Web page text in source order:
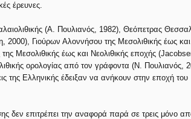
έρευνες.
(Α. Πουλιανός, 1982), Θεόπετρας
2000), Γιούρων Αλοννήσου της Μεσολιθικής έως και
Μεσολιθικής έως και Νεολιθικής εποχής
ορολογίας από τον γράφοντα (Ν. Πουλιανός,
της Ελληνικής έδειξαν να ανήκουν στην εποχή του
δεν επιτρέπει την αναφορά παρά σε τρεις μόνο